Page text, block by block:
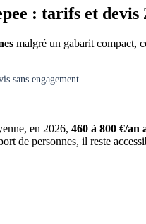
: tarifs et devis
malgré un gabarit compact,
sans engagement
en 2026, 460 à 800 €/an
de personnes, il reste